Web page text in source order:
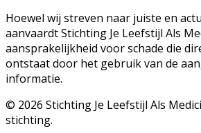
Hoewel wij streven naar juiste en
aanvaardt Stichting Je Leefstijl Als
aansprakelijkheid voor schade die
ontstaat door het gebruik van de
informatie.
© 2026 Stichting Je Leefstijl Als
stichting.